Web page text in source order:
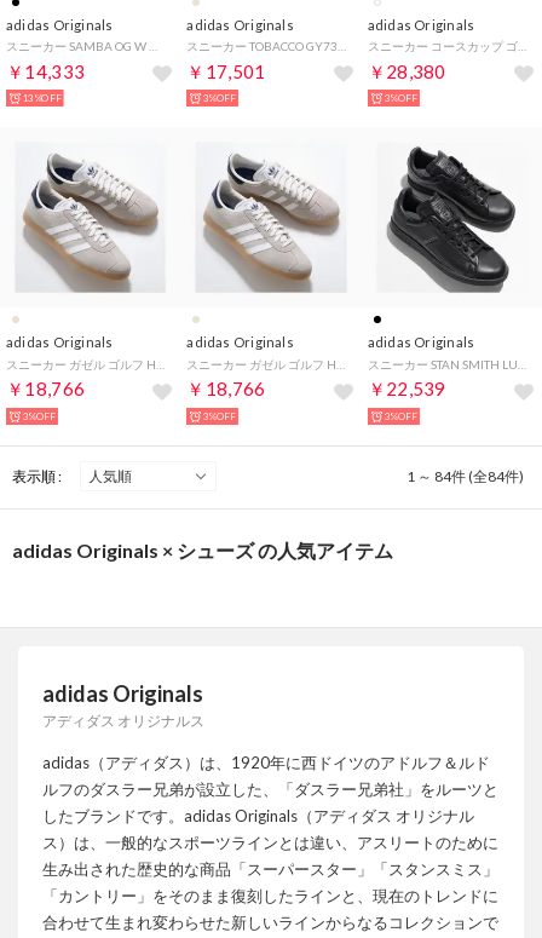
adidas Originals
￥14,333
13%OFF
adidas Originals
￥17,501
3%OFF
adidas Originals
スニーカー コースカップ ゴルフ HQ0031 （ホワイト×ネイビー）
￥28,380
3%OFF
adidas Originals
￥18,766
3%OFF
adidas Originals
￥18,766
3%OFF
adidas Originals
￥22,539
3%OFF
表示順 : 1 ～ 84件 (全84件)
adidas Originals × シューズ の人気アイテム
adidas Originals
アディダス オリジナルス
adidas（アディダス）は、1920年に西ドイツのアドルフ＆ルド
ルフのダスラー兄弟が設立した、「ダスラー兄弟社」をルーツと
したブランドです。adidas Originals（アディダス オリジナル
ス）は、一般的なスポーツラインとは違い、アスリートのために
生み出された歴史的な商品「スーパースター」「スタンスミス」
「カントリー」をそのまま復刻したラインと、現在のトレンドに
合わせて生まれ変わらせた新しいラインからなるコレクションで